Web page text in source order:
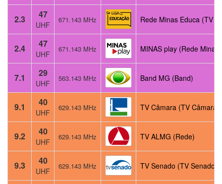
2.3 47
UHF
671.143 MHz Rede Minas Educa (TV
2.4 47
UHF
671.143 MHz MINAS play (Rede Minas)
7.1 29
UHF
563.143 MHz Band MG (Band)
9.1 40
UHF
629.143 MHz TV Câmara (TV Câmara)
9.2 40
UHF
629.143 MHz TV ALMG (Rede)
9.3 40
UHF
629.143 MHz TV Senado (TV Senado)